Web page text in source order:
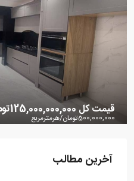
قیمت کل 125,000,000,000تومان
500,000,000تومان /هرمترمربع
آپارتمان4خواب تکواحدی کوی کیهان
آخرین مطالب